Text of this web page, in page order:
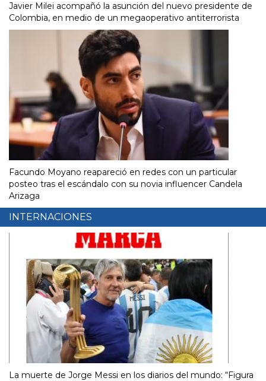
Javier Milei acompañó la asunción del nuevo presidente de
Colombia, en medio de un megaoperativo antiterrorista
Facundo Moyano reapareció en redes con un particular
posteo tras el escándalo con su novia influencer Candela
Arizaga
INTERNACIONES
La muerte de Jorge Messi en los diarios del mundo: “Figura